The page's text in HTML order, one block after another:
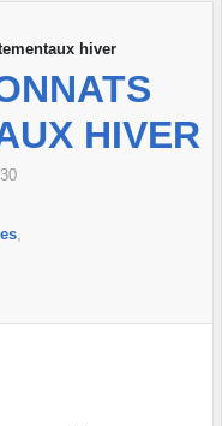
hiver
HIVER